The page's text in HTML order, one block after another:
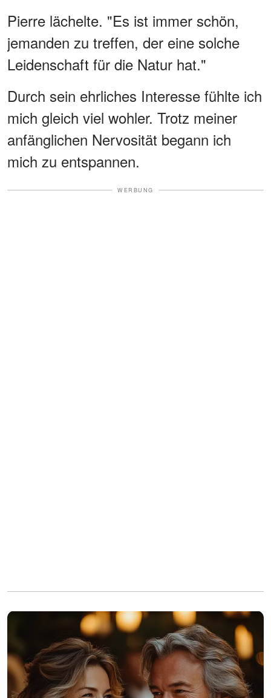
Pierre lächelte. "Es ist immer schön,
jemanden zu treffen, der eine solche
Leidenschaft für die Natur hat."
Durch sein ehrliches Interesse fühlte ich
mich gleich viel wohler. Trotz meiner
anfänglichen Nervosität begann ich
mich zu entspannen.
WERBUNG